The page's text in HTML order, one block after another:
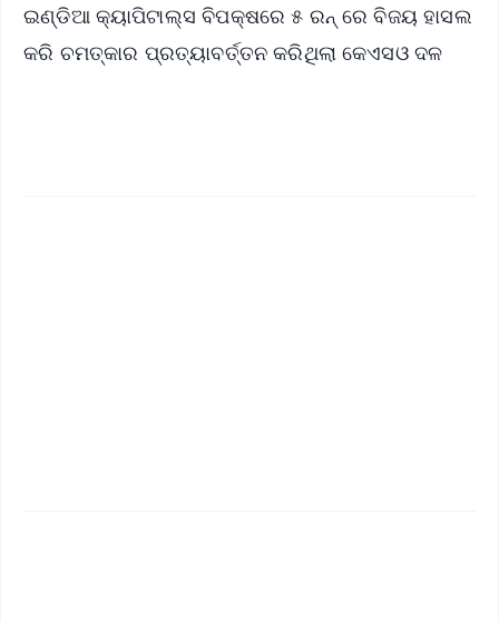
ଇଣ୍ଡିଆ କ୍ୟାପିଟାଲ୍ସ ବିପକ୍ଷରେ ୫ ରନ୍ ରେ ବିଜୟ ହାସଲ
କରି ଚମତ୍କାର ପ୍ରତ୍ୟାବର୍ତ୍ତନ କରିଥିଲା କେଏସଓ ଦଳ